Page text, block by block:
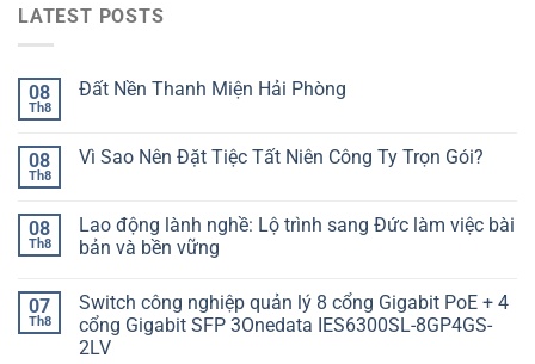
LATEST POSTS
08
Th8
Đất Nền Thanh Miện Hải Phòng
08
Th8
Vì Sao Nên Đặt Tiệc Tất Niên Công Ty Trọn Gói?
08
Th8
Lao động lành nghề: Lộ trình sang Đức làm việc bài
bản và bền vững
07
Th8
Switch công nghiệp quản lý 8 cổng Gigabit PoE + 4
cổng Gigabit SFP 3Onedata IES6300SL-8GP4GS-
2LV